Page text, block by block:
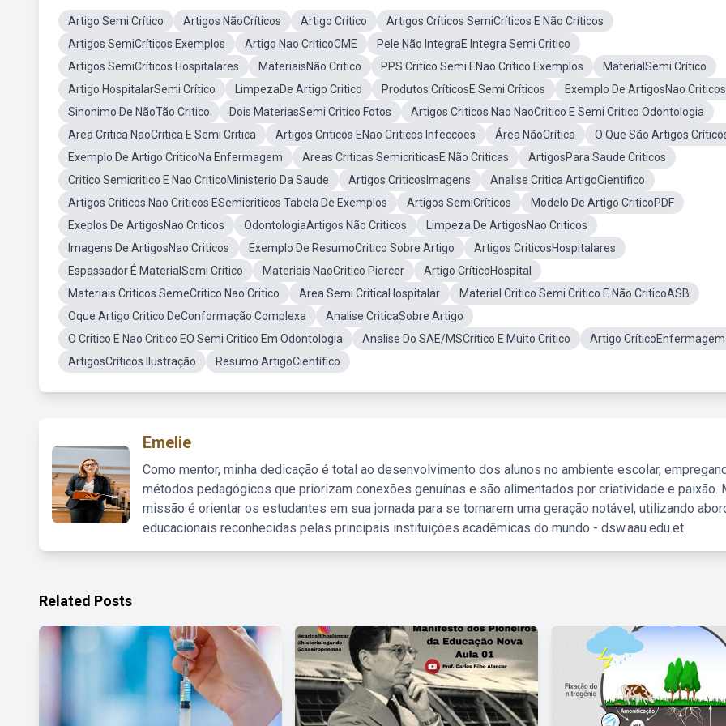
Artigo Semi Crítico Artigos NãoCríticos Artigo Critico
Artigos Críticos SemiCríticos E Não Críticos
Artigos SemiCríticos Exemplos
Artigo Nao CriticoCME
Pele Não IntegraE Integra Semi Critico
Artigos SemiCríticos Hospitalares
MateriaisNão Critico PPS Critico Semi ENao Critico Exemplos
MaterialSemi Crítico
Artigo HospitalarSemi Crítico
LimpezaDe Artigo Critico Produtos CríticosE Semi Críticos
Exemplo De ArtigosNao Criticos
Sinonimo De NãoTão Critico
Dois MateriasSemi Critico Fotos
Artigos Criticos Nao NaoCritico E Semi Critico Odontologia
Area Critica NaoCritica E Semi Critica
Artigos Criticos ENao Criticos Infeccoes Área NãoCrítica
O Que São Artigos
Exemplo De Artigo CriticoNa Enfermagem
Areas Criticas SemicriticasE Não Criticas
ArtigosPara Saude Criticos
Critico Semicritico E Nao CriticoMinisterio Da Saude
Artigos CriticosImagens
Analise Critica ArtigoCientifico
Artigos Criticos Nao Criticos ESemicriticos Tabela De Exemplos
Artigos SemiCríticos
Modelo De Artigo CriticoPDF
Exeplos De ArtigosNao Criticos
OdontologiaArtigos Não Criticos
Limpeza De ArtigosNao Criticos
Imagens De ArtigosNao Criticos
Exemplo De ResumoCritico Sobre Artigo
Artigos CriticosHospitalares
Espassador É MaterialSemi Critico
Materiais NaoCritico Piercer
Artigo CríticoHospital
Materiais Criticos SemeCritico Nao Critico
Area Semi CriticaHospitalar
Material Critico Semi Critico E Não CriticoASB
Oque Artigo Critico DeConformação Complexa
Analise CriticaSobre Artigo
O Critico E Nao Critico EO Semi Critico Em Odontologia
Analise Do SAE/MSCrítico E Muito Critico
Artigo CríticoEnfermagem
ArtigosCríticos Ilustração
Resumo ArtigoCientífico
Emelie
Como mentor, minha dedicação é total ao desenvolvimento dos alunos no ambiente escolar,
métodos pedagógicos que priorizam conexões genuínas e são alimentados por criatividade e paixão.
missão é orientar os estudantes em sua jornada para se tornarem uma geração notável, utilizando
educacionais reconhecidas pelas principais instituições acadêmicas do mundo - dsw.aau.edu.et.
Related Posts